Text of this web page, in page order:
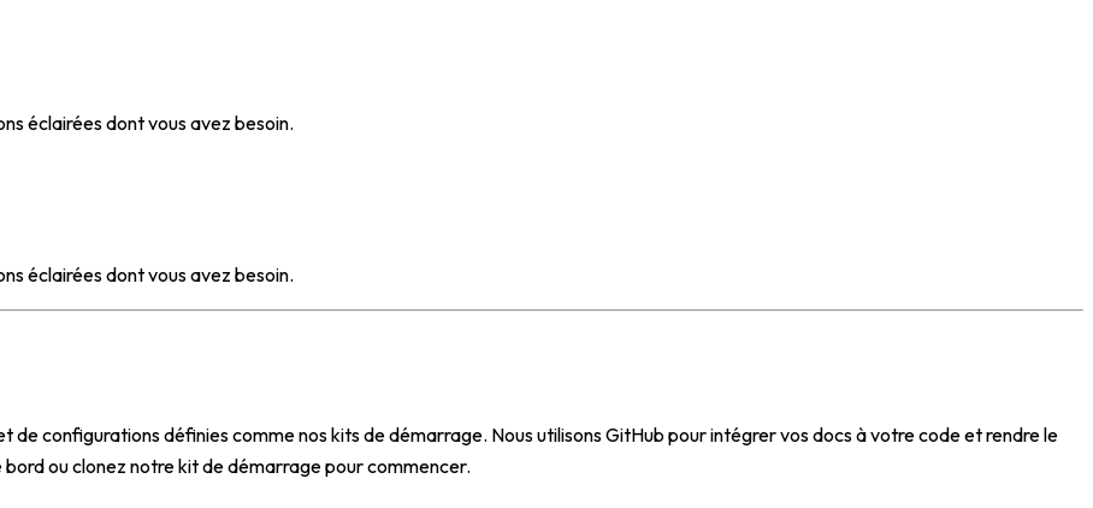
éclairées dont vous avez besoin.
éclairées dont vous avez besoin.
configurations définies comme nos kits de démarrage. Nous utilisons GitHub pour intégrer vos docs à votre code et rendre le
ou clonez notre kit de démarrage pour commencer.